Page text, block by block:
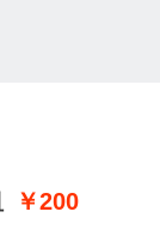
￥200